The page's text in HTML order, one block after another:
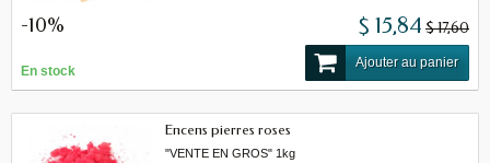
-10% $ 15,84 $ 17,60
En stock
Ajouter au panier
Encens pierres roses
"VENTE EN GROS" 1kg